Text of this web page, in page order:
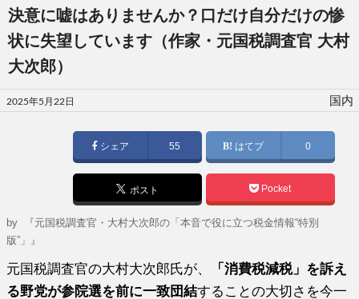
決意に嘘はありませんか？口だけ自分だけの惨
状に失望しています（作家・元国税調査官 大村
大次郎）
投
稿
2025年5月22日 国内
シェア 55 はてブ 0
ポスト Pocket
by
『元国税調査官・大村大次郎の「本音で役に立つ税金情報“特別
版”」』
元国税調査官の大村大次郎氏が、
「消費税減税」を訴え
る野党が参院選を前に一致団結することの大切さを今一